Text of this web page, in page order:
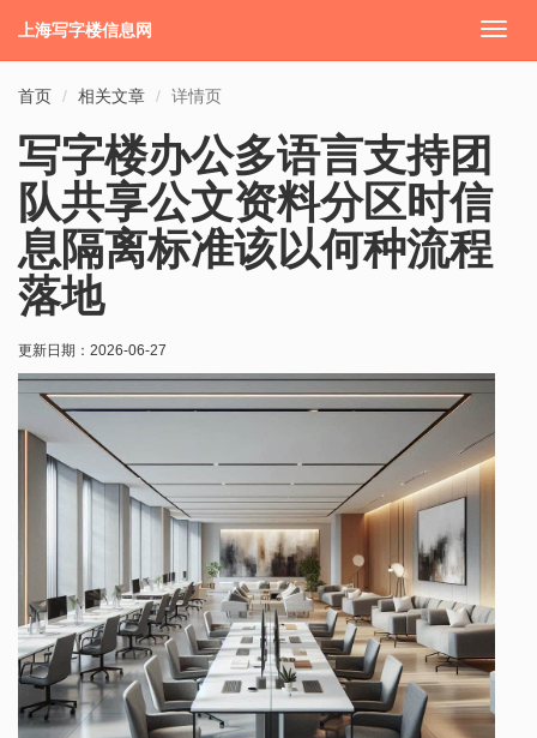
切
上海写字楼信息网
首页 相关文章 详情页
写字楼办公多语言支持团
队共享公文资料分区时信
息隔离标准该以何种流程
落地
更新日期： 2026-06-27